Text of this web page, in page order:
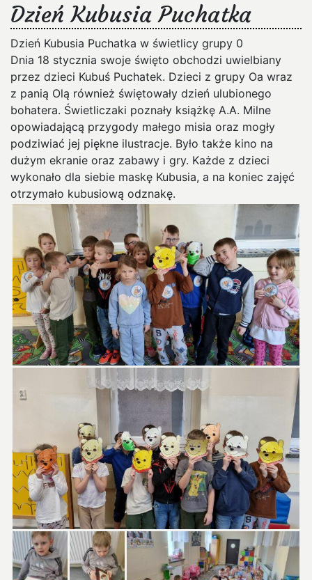
Dzień Kubusia Puchatka
Dzień Kubusia Puchatka w świetlicy grupy 0
Dnia 18 stycznia swoje święto obchodzi uwielbiany
przez dzieci Kubuś Puchatek. Dzieci z grupy Oa wraz
z panią Olą również świętowały dzień ulubionego
bohatera. Świetliczaki poznały książkę A.A. Milne
opowiadającą przygody małego misia oraz mogły
podziwiać jej piękne ilustracje. Było także kino na
dużym ekranie oraz zabawy i gry. Każde z dzieci
wykonało dla siebie maskę Kubusia, a na koniec zajęć
otrzymało kubusiową odznakę.